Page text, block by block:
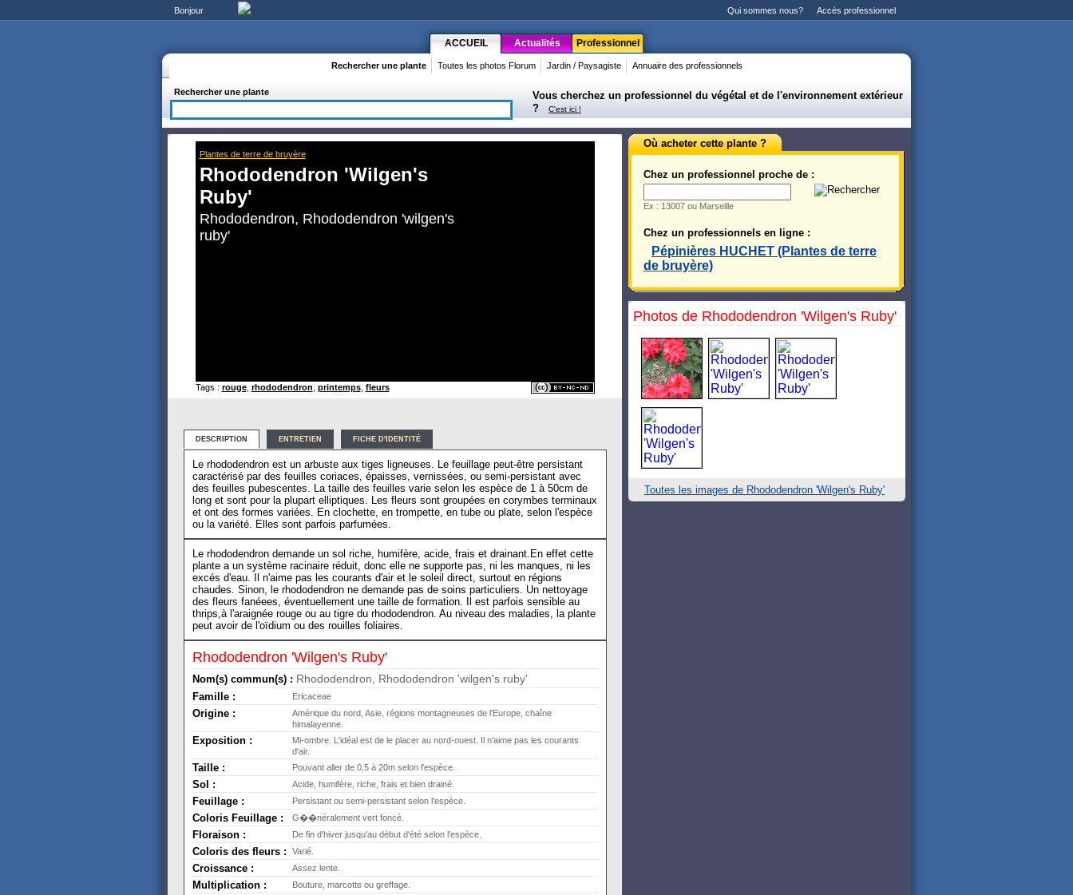
Bonjour Qui sommes nous? Accès professionnel
ACCUEIL Actualités Professionnel
Rechercher une plante Toutes les photos Florum Jardin / Paysagiste Annuaire des professionnels
Rechercher une plante
Vous cherchez un professionnel du végétal et de l'environnement extérieur
?
C'est ici !
Plantes de terre de bruyère
Rhododendron 'Wilgen's
Ruby'
Rhododendron, Rhododendron 'wilgen's
ruby'
Tags : rouge, rhododendron printemps, fleurs
DESCRIPTION ENTRETIEN FICHE D'IDENTITÉ
Le rhododendron est un arbuste aux tiges ligneuses. Le feuillage peut-être persistant
caractérisé par des feuilles coriaces, épaisses, vernissées, ou semi-persistant avec
des feuilles pubescentes. La taille des feuilles varie selon les espèce de 1 à 50cm de
long et sont pour la plupart elliptiques. Les fleurs sont groupées en corymbes terminaux
et ont des formes variées. En clochette, en trompette, en tube ou plate, selon l'espèce
ou la variété. Elles sont parfois parfumées.
Le rhododendron demande un sol riche, humifère, acide, frais et drainant.En effet cette
plante a un système racinaire réduit, donc elle ne supporte pas, ni les manques, ni les
excés d'eau. Il n'aime pas les courants d'air et le soleil direct, surtout en régions
chaudes. Sinon, le rhododendron ne demande pas de soins particuliers. Un nettoyage
des fleurs fanéees, éventuellement une taille de formation. Il est parfois sensible au
thrips,à l'araignée rouge ou au tigre du rhododendron. Au niveau des maladies, la plante
peut avoir de l'oïdium ou des rouilles foliaires.
Rhododendron 'Wilgen's Ruby'
Nom(s) commun(s) : Rhododendron, Rhododendron 'wilgen's ruby'
Famille : Ericaceae
Origine :
Amérique du nord, Asie, régions montagneuses de l'Europe, chaîne
himalayenne.
Exposition :
Mi-ombre. L'idéal est de le placer au nord-ouest. Il n'aime pas les courants
d'air.
Taille : Pouvant aller de 0,5 à 20m selon l'espèce.
Sol : Acide, humifère, riche, frais et bien drainé.
Feuillage : Persistant ou semi-persistant selon l'espèce.
Coloris Feuillage : G��néralement vert foncé.
Floraison : De fin d'hiver jusqu'au début d'été selon l'espèce.
Coloris des fleurs : Varié.
Croissance : Assez lente.
Multiplication : Bouture, marcotte ou greffage.
Où acheter cette plante ?
Chez un professionnel proche de :
Ex : 13007 ou Marseille
Chez un professionnels en ligne :
Pépinières HUCHET (Plantes de terre
de bruyère)
Photos de Rhododendron 'Wilgen's Ruby'
Toutes les images de Rhododendron 'Wilgen's Ruby'